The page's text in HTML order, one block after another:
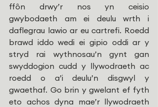
ffôn drwy’r nos yn ceisio
gwybodaeth am ei deulu wrth i
daflegrau lawio ar eu cartrefi. Roedd
brawd iddo wedi ei gipio oddi ar y
stryd rai wythnosau’n gynt gan
swyddogion cudd y llywodraeth ac
roedd o a’i deulu’n disgwyl y
gwaethaf. Go brin y gwelant ef fyth
eto achos dyna mae’r llywodraeth